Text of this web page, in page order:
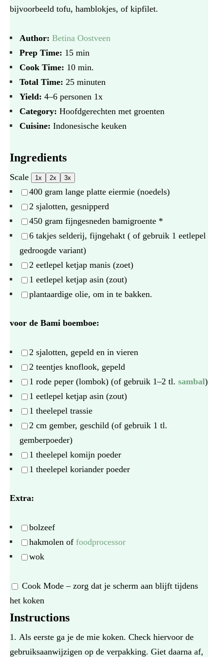
bijvoorbeeld tofu, hamblokjes, of kipfilet.
Author: Betina Oostveen
Prep Time: 15 min
Cook Time: 10 min.
Total Time: 25 minuten
Yield: 4–6 personen 1x
Category: Hoofdgerechten met groenten
Cuisine: Indonesische keuken
Ingredients
Scale 1x 2x 3x
400 gram lange platte eiermie (noedels)
2 sjalotten, gesnipperd
450 gram fijngesneden bamigroente *
6 takjes selderij, fijngehakt ( of gebruik 1 eetlepel
gedroogde variant)
2 eetlepel ketjap manis (zoet)
1 eetlepel ketjap asin (zout)
plantaardige olie, om in te bakken.
voor de Bami boemboe:
2 sjalotten, gepeld en in vieren
2 teentjes knoflook, gepeld
1 rode peper (lombok) (of gebruik 1–2 tl. sambal)
1 eetlepel ketjap asin (zout)
1 theelepel trassie
2 cm gember, geschild (of gebruik 1 tl.
gemberpoeder)
1 theelepel komijn poeder
1 theelepel koriander poeder
Extra:
bolzeef
hakmolen of foodprocessor
wok
Cook Mode – zorg dat je scherm aan blijft tijdens
het koken
Instructions
Als eerste ga je de mie koken. Check hiervoor de
gebruiksaanwijzigen op de verpakking. Giet daarna af,